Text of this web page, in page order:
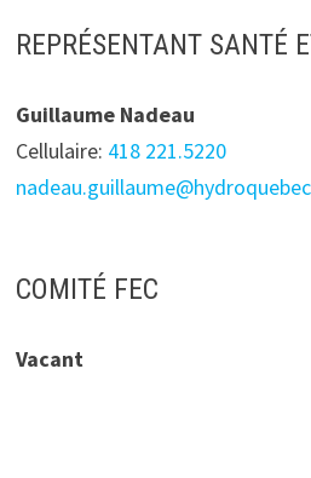
REPRÉSENTANT SANTÉ
Guillaume Nadeau
Cellulaire: 418 221.5220
COMITÉ FEC
Vacant